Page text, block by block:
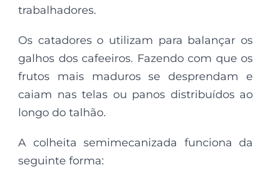
trabalhadores.
Os catadores o utilizam para balançar os
galhos dos cafeeiros. Fazendo com que os
frutos mais maduros se desprendam e
caiam nas telas ou panos distribuídos ao
longo do talhão.
A colheita semimecanizada funciona da
seguinte forma: